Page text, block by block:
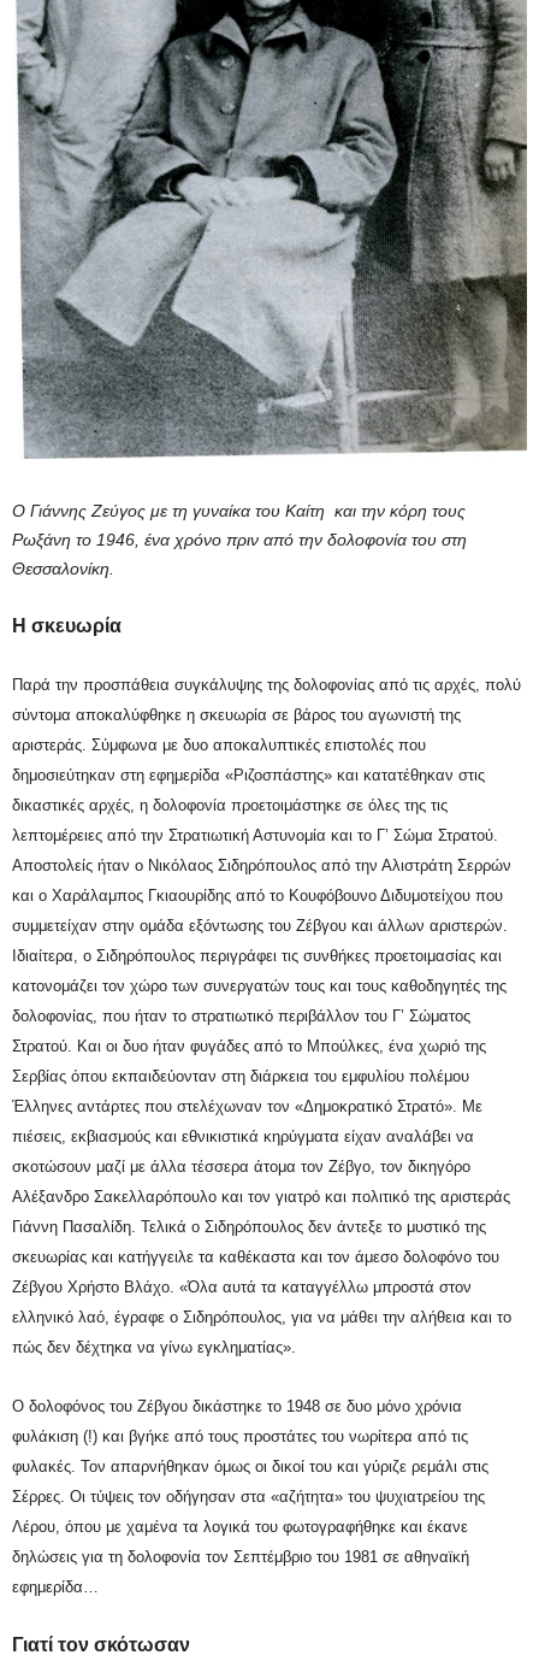
Ο Γιάννης Ζεύγος με τη γυναίκα του Καίτη και την κόρη τους
Ρωξάνη το 1946, ένα χρόνο πριν από την δολοφονία του στη
Θεσσαλονίκη.
Η σκευωρία
Παρά την προσπάθεια συγκάλυψης της δολοφονίας από τις αρχές, πολύ
σύντομα αποκαλύφθηκε η σκευωρία σε βάρος του αγωνιστή της
αριστεράς. Σύμφωνα με δυο αποκαλυπτικές επιστολές που
δημοσιεύτηκαν στη εφημερίδα «Ριζοσπάστης» και κατατέθηκαν στις
δικαστικές αρχές, η δολοφονία προετοιμάστηκε σε όλες της τις
λεπτομέρειες από την Στρατιωτική Αστυνομία και το Γ’ Σώμα Στρατού.
Αποστολείς ήταν ο Νικόλαος Σιδηρόπουλος από την Αλιστράτη Σερρών
και ο Χαράλαμπος Γκιαουρίδης από το Κουφόβουνο Διδυμοτείχου που
συμμετείχαν στην ομάδα εξόντωσης του Ζέβγου και άλλων αριστερών.
Ιδιαίτερα, ο Σιδηρόπουλος περιγράφει τις συνθήκες προετοιμασίας και
κατονομάζει τον χώρο των συνεργατών τους και τους καθοδηγητές της
δολοφονίας, που ήταν το στρατιωτικό περιβάλλον του Γ’ Σώματος
Στρατού. Και οι δυο ήταν φυγάδες από το Μπούλκες, ένα χωριό της
Σερβίας όπου εκπαιδεύονταν στη διάρκεια του εμφυλίου πολέμου
Έλληνες αντάρτες που στελέχωναν τον «Δημοκρατικό Στρατό». Με
πιέσεις, εκβιασμούς και εθνικιστικά κηρύγματα είχαν αναλάβει να
σκοτώσουν μαζί με άλλα τέσσερα άτομα τον Ζέβγο, τον δικηγόρο
Αλέξανδρο Σακελλαρόπουλο και τον γιατρό και πολιτικό της αριστεράς
Γιάννη Πασαλίδη. Τελικά ο Σιδηρόπουλος δεν άντεξε το μυστικό της
σκευωρίας και κατήγγειλε τα καθέκαστα και τον άμεσο δολοφόνο του
Ζέβγου Χρήστο Βλάχο. «Όλα αυτά τα καταγγέλλω μπροστά στον
ελληνικό λαό, έγραφε ο Σιδηρόπουλος, για να μάθει την αλήθεια και το
πώς δεν δέχτηκα να γίνω εγκληματίας».
Ο δολοφόνος του Ζέβγου δικάστηκε το 1948 σε δυο μόνο χρόνια
φυλάκιση (!) και βγήκε από τους προστάτες του νωρίτερα από τις
φυλακές. Τον απαρνήθηκαν όμως οι δικοί του και γύριζε ρεμάλι στις
Σέρρες. Οι τύψεις τον οδήγησαν στα «αζήτητα» του ψυχιατρείου της
Λέρου, όπου με χαμένα τα λογικά του φωτογραφήθηκε και έκανε
δηλώσεις για τη δολοφονία τον Σεπτέμβριο του 1981 σε αθηναϊκή
εφημερίδα…
Γιατί τον σκότωσαν